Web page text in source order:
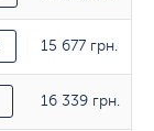
15 677 грн.
16 339 грн.